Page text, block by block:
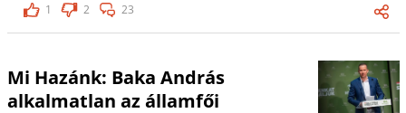
1
2 23
Mi Hazánk: Baka András
alkalmatlan az államfői